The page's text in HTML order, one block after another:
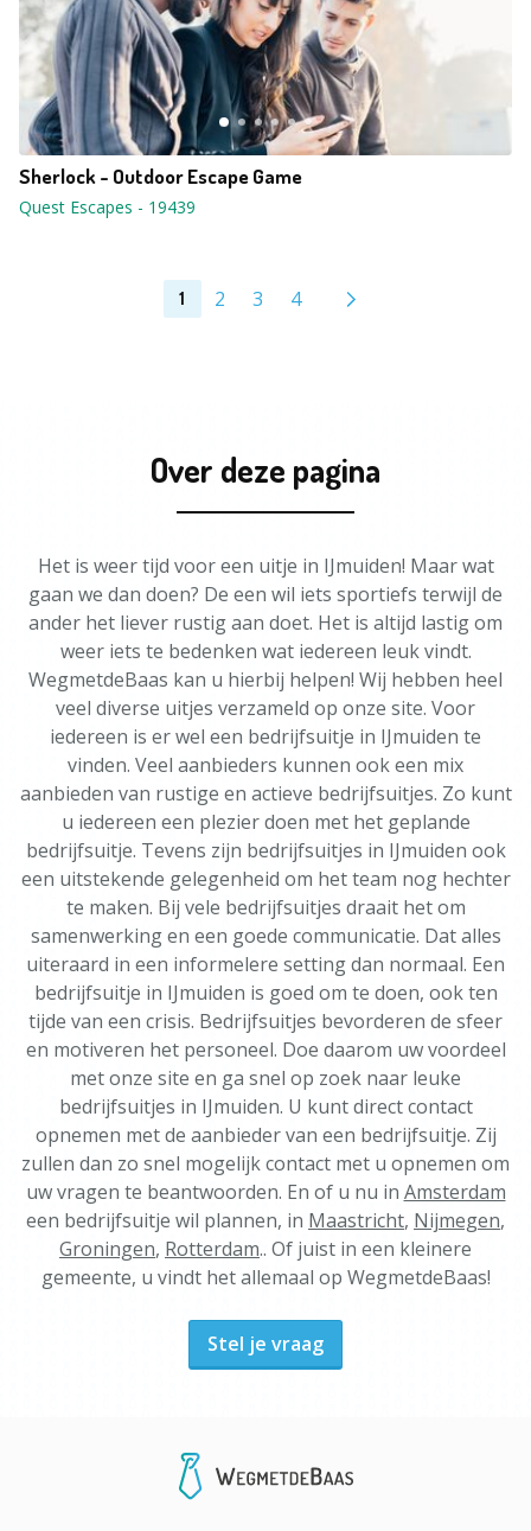
Sherlock - Outdoor Escape Game
Quest Escapes - 19439
1 2 3 4
Over deze pagina
Het is weer tijd voor een uitje in IJmuiden! Maar wat
gaan we dan doen? De een wil iets sportiefs terwijl de
ander het liever rustig aan doet. Het is altijd lastig om
weer iets te bedenken wat iedereen leuk vindt.
WegmetdeBaas kan u hierbij helpen! Wij hebben heel
veel diverse uitjes verzameld op onze site. Voor
iedereen is er wel een bedrijfsuitje in IJmuiden te
vinden. Veel aanbieders kunnen ook een mix
aanbieden van rustige en actieve bedrijfsuitjes. Zo kunt
u iedereen een plezier doen met het geplande
bedrijfsuitje. Tevens zijn bedrijfsuitjes in IJmuiden ook
een uitstekende gelegenheid om het team nog hechter
te maken. Bij vele bedrijfsuitjes draait het om
samenwerking en een goede communicatie. Dat alles
uiteraard in een informelere setting dan normaal. Een
bedrijfsuitje in IJmuiden is goed om te doen, ook ten
tijde van een crisis. Bedrijfsuitjes bevorderen de sfeer
en motiveren het personeel. Doe daarom uw voordeel
met onze site en ga snel op zoek naar leuke
bedrijfsuitjes in IJmuiden. U kunt direct contact
opnemen met de aanbieder van een bedrijfsuitje. Zij
zullen dan zo snel mogelijk contact met u opnemen om
uw vragen te beantwoorden. En of u nu in Amsterdam
een bedrijfsuitje wil plannen, in Maastricht, Nijmegen,
Groningen, Rotterdam.. Of juist in een kleinere
gemeente, u vindt het allemaal op WegmetdeBaas!
Stel je vraag